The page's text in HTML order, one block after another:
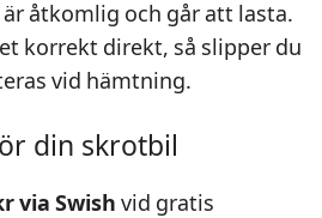
åtkomlig och går att lasta.
korrekt direkt, så slipper du
vid hämtning.
din skrotbil
via Swish vid gratis